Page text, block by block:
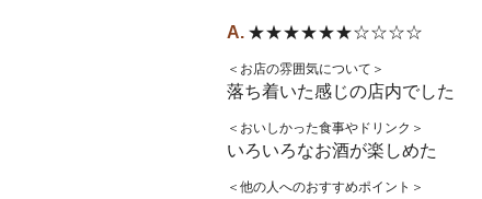
★★★★★★☆☆☆☆
＜お店の雰囲気について＞
落ち着いた感じの店内でした
＜おいしかった食事やドリンク＞
いろいろなお酒が楽しめた
＜他の人へのおすすめポイント＞